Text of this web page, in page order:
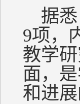
据悉
9项，
教学
面，
和进